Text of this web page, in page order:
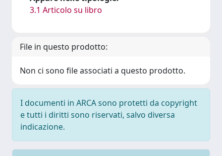
3.1 Articolo su libro
File in questo prodotto:
Non ci sono file associati a questo prodotto.
I documenti in ARCA sono protetti da copyright
e tutti i diritti sono riservati, salvo diversa
indicazione.